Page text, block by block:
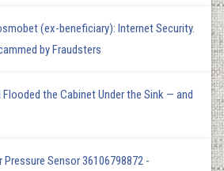
(ex-beneficiary): Internet Security.
by Fraudsters
Flooded the Cabinet Under the Sink — and
Pressure Sensor 36106798872 -